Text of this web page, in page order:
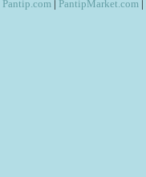
Pantip.com | PantipMarket.com |